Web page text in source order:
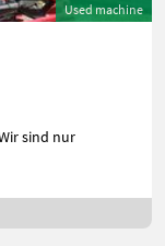
Used machine